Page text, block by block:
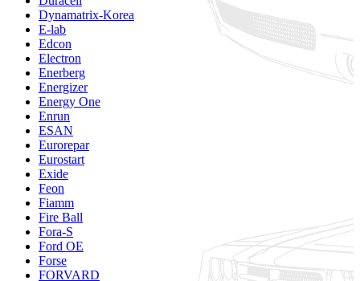
Dynamatrix-Korea
E-lab
Edcon
Electron
Enerberg
Energizer
Energy One
Enrun
ESAN
Eurorepar
Eurostart
Exide
Feon
Fiamm
Fire Ball
Fora-S
Ford OE
Forse
FORVARD